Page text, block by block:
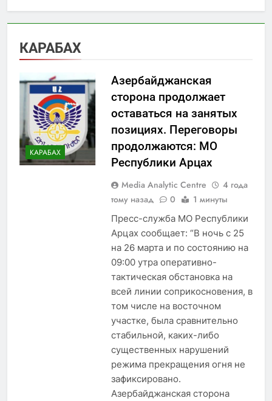
КАРАБАХ
КАРАБАХ
Азербайджанская
сторона продолжает
оставаться на занятых
позициях. Переговоры
продолжаются: МО
Республики Арцах
Media Analytic Centre
4 года
тому назад
0 1 минуты
Пресс-служба МО Республики
Арцах сообщает: “В ночь с 25
на 26 марта и по состоянию на
09:00 утра оперативно-
тактическая обстановка на
всей линии соприкосновения, в
том числе на восточном
участке, была сравнительно
стабильной, каких-либо
существенных нарушений
режима прекращения огня не
зафиксировано.
Азербайджанская сторона